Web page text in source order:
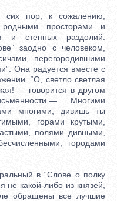
пор, к сожалению,
просторами и
и степных раздолий.
заодно с человеком,
перегородившими
Она радуется вместе с
“О, светло светлая
— говорится в другом
Многими
многими, дивишь ты
горами крутыми,
полями дивными,
городами
в “Слове о полку
не какой-либо из князей,
обращены все лучшие